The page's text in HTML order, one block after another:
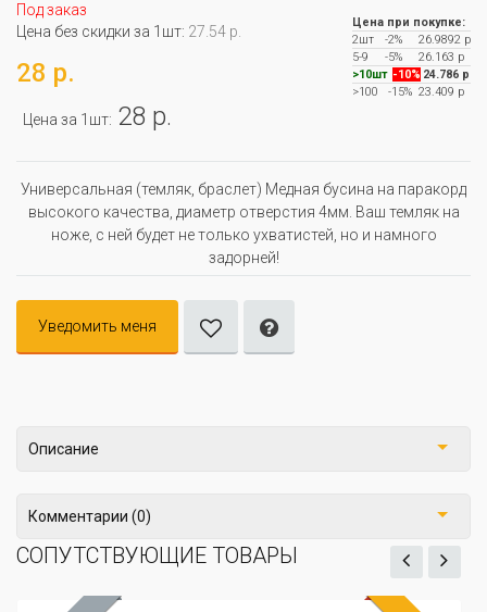
Под заказ
Цена без скидки за 1шт: 27.54 р.
28 р.
Цена за 1шт: 28 р.
Цена при покупке:
2шт
-2%
26.9892 р
5-9
-5%
26.163 р
>10шт -10% 24.786 р
>100
-15% 23.409 р
Универсальная (темляк, браслет) Медная бусина на паракорд
высокого качества, диаметр отверстия 4мм. Ваш темляк на
ноже, с ней будет не только ухватистей, но и намного
задорней!
Уведомить меня
Описание
Комментарии (0)
СОПУТСТВУЮЩИЕ ТОВАРЫ